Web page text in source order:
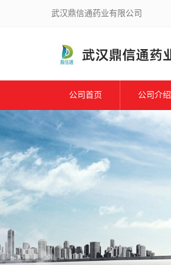
武汉鼎信通药业有限公司
公司首页 公司介绍